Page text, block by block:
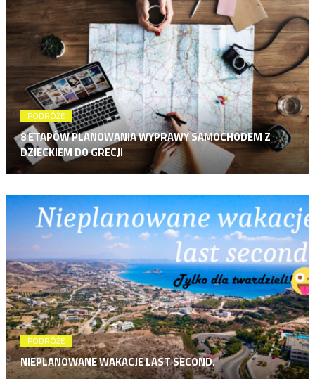
PODRÓŻE
8 ETAPÓW PLANOWANIA WYPRAWY SAMOCHODEM Z
DZIECKIEM DO GRECJI
PODRÓŻE
NIEPLANOWANE WAKACJE LAST SECOND.